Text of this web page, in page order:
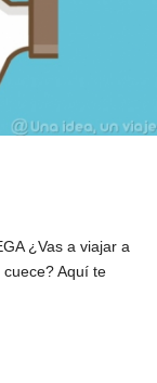
¿Vas a viajar a
Aquí te